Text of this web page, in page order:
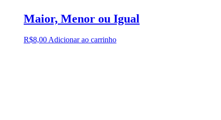
Maior, Menor ou Igual
R$8,00 Adicionar ao carrinho